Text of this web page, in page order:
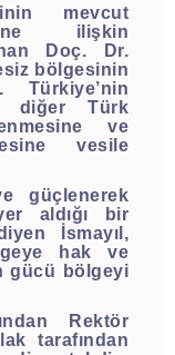
mevcut
ilişkin
Doç. Dr.
bölgesinin
diğer Türk
ve
vesile
güçlenerek
aldığı bir
İsmayıl,
hak ve
gücü bölgeyi
Rektör
tarafından